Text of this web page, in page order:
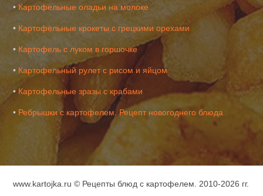
• Картофельные оладьи на молоке
• Картофельные крокеты с грецкими орехами
• Картофель с луком в горшочке
• Картофельный рулет с рисом и яйцом
• Картофельные зразы с крабами
• Ребрышки с картофелем. Рецепт новогоднего блюда
www.kartojka.ru © Рецепты блюд с картофелем . 2010-2026 гг.